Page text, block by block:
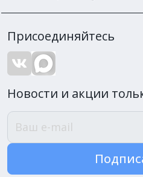
Присоединяйтесь
Новости и акции